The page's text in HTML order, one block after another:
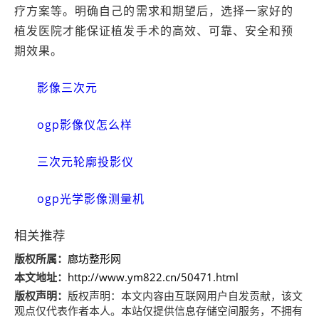
疗方案等。明确自己的需求和期望后，选择一家好的
植发医院才能保证植发手术的高效、可靠、安全和预
期效果。
影像三次元
ogp影像仪怎么样
三次元轮廓投影仪
ogp光学影像测量机
相关推荐
版权所属： 廊坊整形网
本文地址： http://www.ym822.cn/50471.html
版权声明： 版权声明： 本文内容由互联网用户自发贡献，该文
观点仅代表作者本人。本站仅提供信息存储空间服务，不拥有